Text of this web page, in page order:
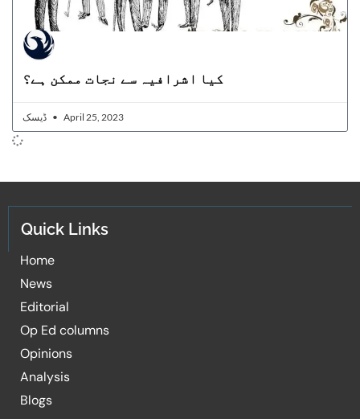
کیا اشرافیہ سے نجات ممکن ہے؟
April 25, 2023
Quick Links
Home
News
Editorial
Op Ed columns
Opinions
Analysis
Blogs